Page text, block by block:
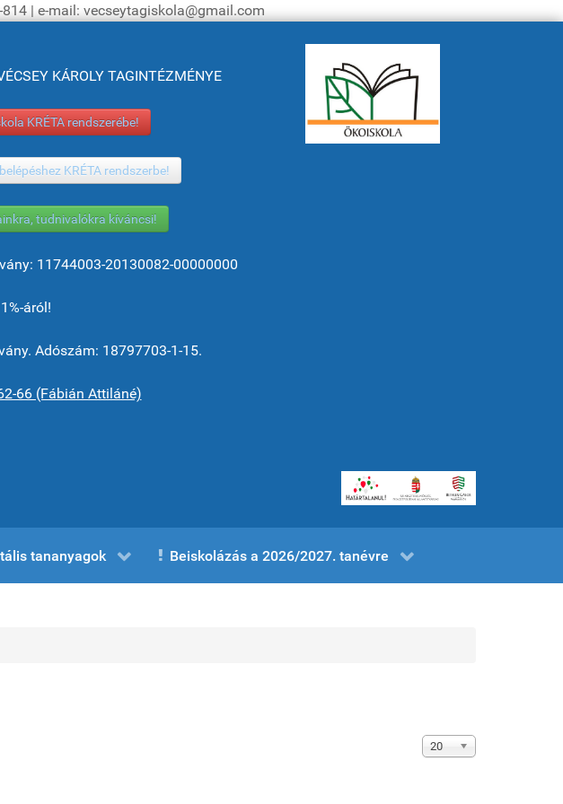
| e-mail: vecseytagiskola@gmail.com
KÁROLY TAGINTÉZMÉNYE
KRÉTA rendszerébe!
KRÉTA rendszerbe!
tudnivalókra kíváncsi!
11744003-20130082-00000000
áról!
Adószám: 18797703-1-15.
66 (Fábián Attiláné)
tananyagok Beiskolázás a 2026/2027. tanévre
Tételek #
20